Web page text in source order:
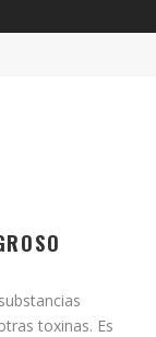
toxinas. Es